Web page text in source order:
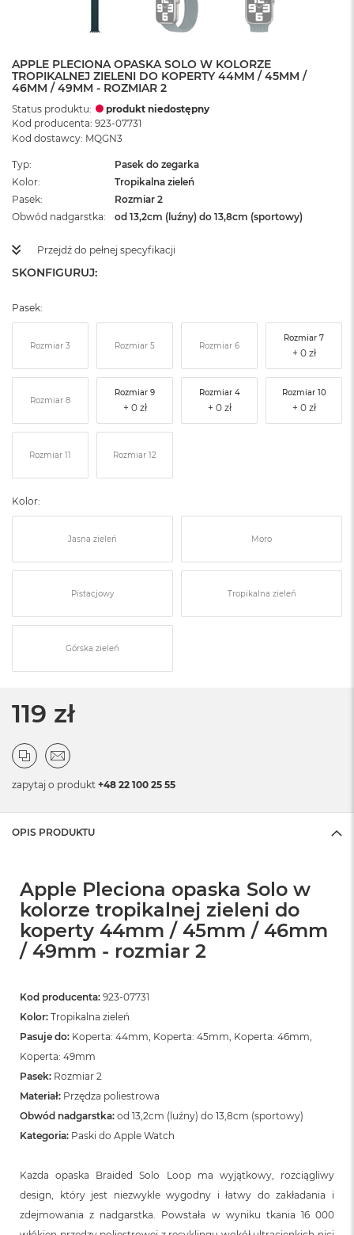
APPLE PLECIONA OPASKA SOLO W KOLORZE
TROPIKALNEJ ZIELENI DO KOPERTY 44MM / 45MM /
46MM / 49MM - ROZMIAR 2
Status produktu:
produkt niedostępny
Kod producenta: 923-07731
Kod dostawcy: MQGN3
Typ
Pasek do zegarka
Kolor
Tropikalna zieleń
Pasek
Rozmiar 2
Obwód nadgarstka
od 13,2cm (luźny) do 13,8cm (sportowy)
Przejdź do pełnej specyfikacji
SKONFIGURUJ:
Pasek:
Rozmiar 3 Rozmiar 5 Rozmiar 6
Rozmiar 7
Rozmiar 8
Rozmiar 9 Rozmiar 4 Rozmiar 10
Rozmiar 11 Rozmiar 12
Kolor:
Jasna zieleń Moro
Pistacjowy Tropikalna zieleń
Górska zieleń
119 zł
zapytaj o produkt +48 22 100 25 55
OPIS PRODUKTU
Apple Pleciona opaska Solo w
kolorze tropikalnej zieleni do
koperty 44mm / 45mm / 46mm
/ 49mm - rozmiar 2
Kod producenta: 923-07731
Kolor: Tropikalna zieleń
Pasuje do: Koperta: 44mm, Koperta: 45mm, Koperta: 46mm,
Koperta: 49mm
Pasek: Rozmiar 2
Materiał: Przędza poliestrowa
Obwód nadgarstka: od 13,2cm (luźny) do 13,8cm (sportowy)
Kategoria: Paski do Apple Watch
Każda opaska Braided Solo Loop ma wyjątkowy, rozciągliwy
design, który jest niezwykle wygodny i łatwy do zakładania i
zdejmowania z nadgarstka. Powstała w wyniku tkania 16 000